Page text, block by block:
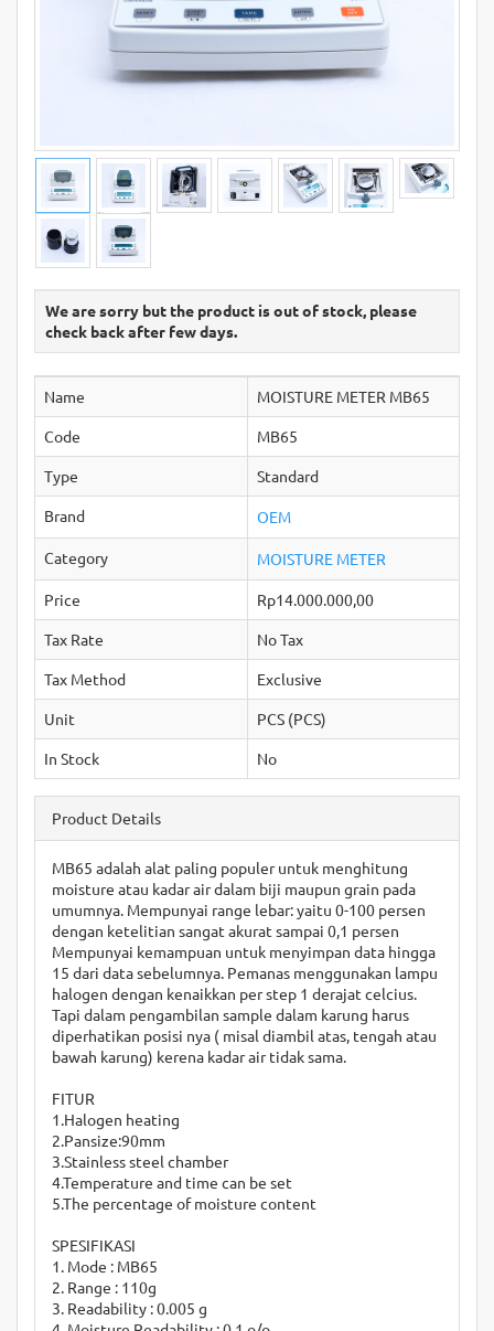
We are sorry but the product is out of stock, please
check back after few days.
Name
MOISTURE METER MB65
Code
MB65
Type
Standard
Brand
OEM
Category MOISTURE METER
Price
Rp14.000.000,00
Tax Rate
No Tax
Tax Method
Exclusive
Unit
PCS (PCS)
In Stock
No
Product Details
MB65 adalah alat paling populer untuk menghitung
moisture atau kadar air dalam biji maupun grain pada
umumnya. Mempunyai range lebar: yaitu 0-100 persen
dengan ketelitian sangat akurat sampai 0,1 persen
Mempunyai kemampuan untuk menyimpan data hingga
15 dari data sebelumnya. Pemanas menggunakan lampu
halogen dengan kenaikkan per step 1 derajat celcius.
Tapi dalam pengambilan sample dalam karung harus
diperhatikan posisi nya ( misal diambil atas, tengah atau
bawah karung) kerena kadar air tidak sama.
FITUR
1.Halogen heating
2.Pansize:90mm
3.Stainless steel chamber
4.Temperature and time can be set
5.The percentage of moisture content
SPESIFIKASI
1. Mode : MB65
2. Range : 110g
3. Readability : 0.005 g